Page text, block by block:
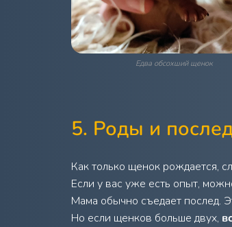
Едва обсохший щенок
5. Роды и
Как только щенок рождается,
Если у вас уже есть опыт,
Мама обычно съедает послед.
Но если щенков больше двух,